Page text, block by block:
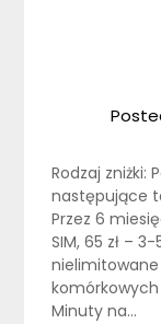
Rodzaj zniżki:
następujące
Przez 6
SIM, 65 zł –
komórkowych
Minuty na…